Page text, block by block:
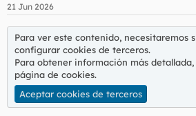
e
21 Jun 2026
Para ver este contenido, necesitaremos
configurar cookies de terceros.
Para obtener información más
página de cookies.
Aceptar cookies de terceros